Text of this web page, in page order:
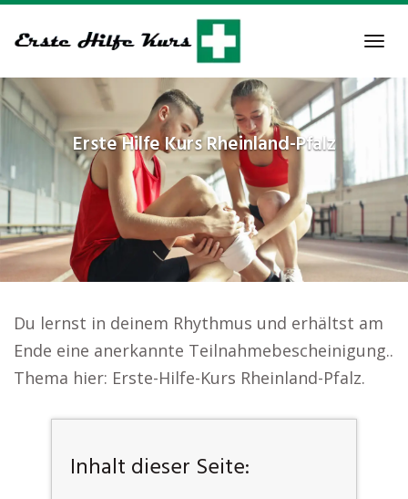
to
content
Erste Hilfe KursRheinland-Pfalz
Du lernst in deinem Rhythmus und erhältst am
Ende eine anerkannte Teilnahmebescheinigung..
Thema hier: Erste-Hilfe-Kurs Rheinland-Pfalz.
Inhalt dieser Seite: